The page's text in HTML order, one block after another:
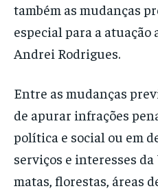
também as mudanças
especial para a atuação
Andrei Rodrigues.
Entre as mudanças
de apurar infrações
política e social ou em
serviços e interesses
matas, florestas, áreas